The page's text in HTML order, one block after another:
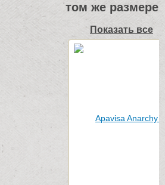
том же размере
Показать все